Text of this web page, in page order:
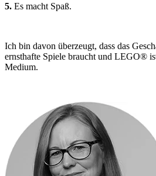
5. Es macht Spaß.
Ich bin davon überzeugt, dass das
ernsthafte Spiele braucht und LEGO®
Medium.